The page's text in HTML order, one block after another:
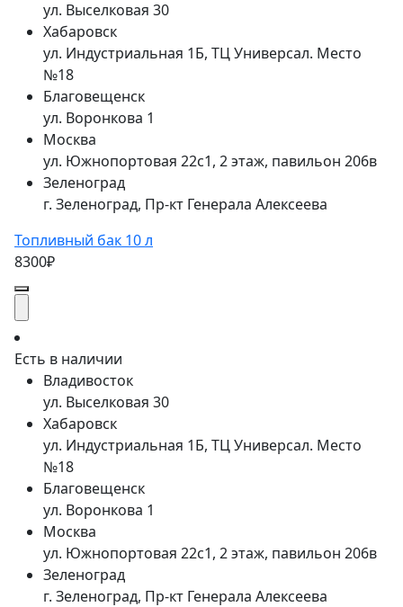
ул. Выселковая 30
Хабаровск
ул. Индустриальная 1Б, ТЦ Универсал. Место
№18
Благовещенск
ул. Воронкова 1
Москва
ул. Южнопортовая 22с1, 2 этаж, павильон 206в
Зеленоград
г. Зеленоград, Пр-кт Генерала Алексеева
Топливный бак 10 л
8300₽
Есть в наличии
Владивосток
ул. Выселковая 30
Хабаровск
ул. Индустриальная 1Б, ТЦ Универсал. Место
№18
Благовещенск
ул. Воронкова 1
Москва
ул. Южнопортовая 22с1, 2 этаж, павильон 206в
Зеленоград
г. Зеленоград, Пр-кт Генерала Алексеева